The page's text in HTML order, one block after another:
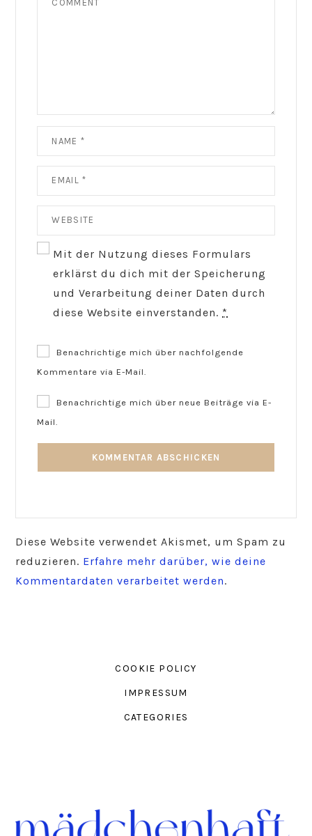
Mit der Nutzung dieses Formulars
erklärst du dich mit der Speicherung
und Verarbeitung deiner Daten durch
diese Website einverstanden. *
Benachrichtige mich über nachfolgende
Kommentare via E-Mail.
Benachrichtige mich über neue Beiträge via E-
Mail.
Diese Website verwendet Akismet, um Spam zu
reduzieren. Erfahre mehr darüber, wie deine
Kommentardaten verarbeitet werden.
COOKIE POLICY
IMPRESSUM
CATEGORIES